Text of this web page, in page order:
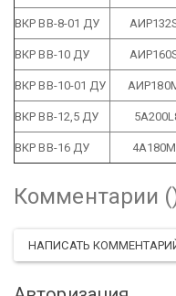
ВКР ВВ-8-01 ДУ
ВКР ВВ-10 ДУ
ВКР ВВ-10-01 ДУ
ВКР ВВ-12,5 ДУ
ВКР ВВ-16 ДУ
Комментарии (
НАПИСАТЬ